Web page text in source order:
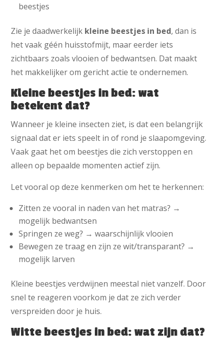
beestjes
Zie je daadwerkelijk kleine beestjes in bed, dan is
het vaak géén huisstofmijt, maar eerder iets
zichtbaars zoals vlooien of bedwantsen. Dat maakt
het makkelijker om gericht actie te ondernemen.
Kleine beestjes in bed: wat
betekent dat?
Wanneer je kleine insecten ziet, is dat een belangrijk
signaal dat er iets speelt in of rond je slaapomgeving.
Vaak gaat het om beestjes die zich verstoppen en
alleen op bepaalde momenten actief zijn.
Let vooral op deze kenmerken om het te herkennen:
Zitten ze vooral in naden van het matras? →
mogelijk bedwantsen
Springen ze weg? → waarschijnlijk vlooien
Bewegen ze traag en zijn ze wit/transparant? →
mogelijk larven
Kleine beestjes verdwijnen meestal niet vanzelf. Door
snel te reageren voorkom je dat ze zich verder
verspreiden door je huis.
Witte beestjes in bed: wat zijn dat?